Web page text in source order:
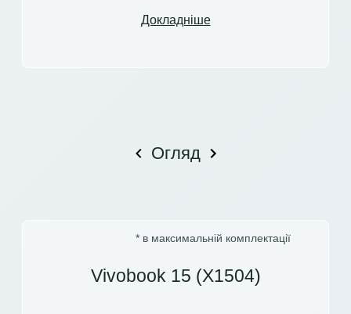
Докладніше
Огляд
* в максимальній комплектації
Vivobook 15 (X1504)